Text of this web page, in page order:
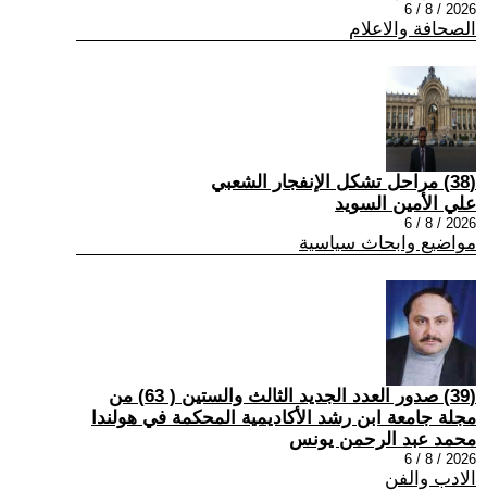
2026 / 8 / 6
الصحافة والاعلام
(38) مراحل تشكل الإنفجار الشعبي
علي الأمين السويد
2026 / 8 / 6
مواضيع وابحاث سياسية
(39) صدور العدد الجديد الثالث والستين ( 63) من
مجلة جامعة ابن رشد الأكاديمية المحكمة في هولندا
محمد عبد الرحمن يونس
2026 / 8 / 6
الادب والفن